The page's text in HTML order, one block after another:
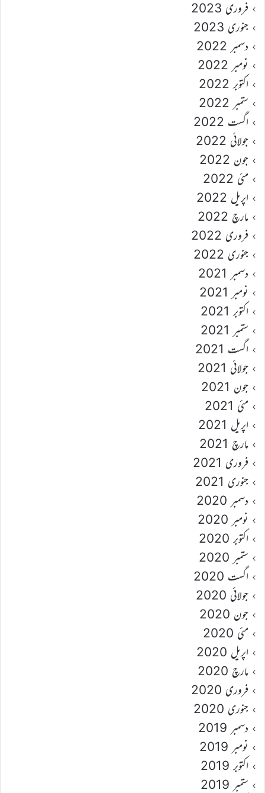
فروری 2023
جنوری 2023
دسمبر 2022
نومبر 2022
اکتوبر 2022
ستمبر 2022
اگست 2022
جولائی 2022
جون 2022
مئی 2022
اپریل 2022
مارچ 2022
فروری 2022
جنوری 2022
دسمبر 2021
نومبر 2021
اکتوبر 2021
ستمبر 2021
اگست 2021
جولائی 2021
جون 2021
مئی 2021
اپریل 2021
مارچ 2021
فروری 2021
جنوری 2021
دسمبر 2020
نومبر 2020
اکتوبر 2020
ستمبر 2020
اگست 2020
جولائی 2020
جون 2020
مئی 2020
اپریل 2020
مارچ 2020
فروری 2020
جنوری 2020
دسمبر 2019
نومبر 2019
اکتوبر 2019
ستمبر 2019